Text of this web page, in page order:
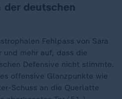
der deutschen
Fehlpass von Sara
mehr auf, dass die
Defensive nicht stimmte.
offensive Glanzpunkte wie
Schuss an die Querlatte